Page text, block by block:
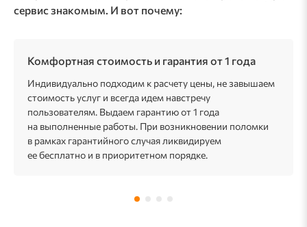
сервис знакомым. И вот почему:
Комфортная стоимость и гарантия от 1 года
Индивидуально подходим к расчету цены, не завышаем
стоимость услуг и всегда идем навстречу
пользователям. Выдаем гарантию от 1 года
на выполненные работы. При возникновении поломки
в рамках гарантийного случая ликвидируем
ее бесплатно и в приоритетном порядке.